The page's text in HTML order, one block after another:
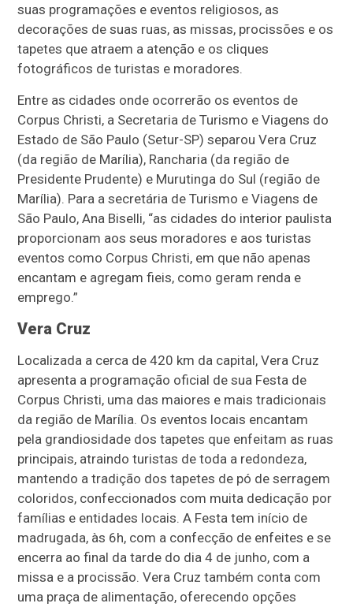
suas programações e eventos religiosos, as
decorações de suas ruas, as missas, procissões e os
tapetes que atraem a atenção e os cliques
fotográficos de turistas e moradores.
Entre as cidades onde ocorrerão os eventos de
Corpus Christi, a Secretaria de Turismo e Viagens do
Estado de São Paulo (Setur-SP) separou Vera Cruz
(da região de Marília), Rancharia (da região de
Presidente Prudente) e Murutinga do Sul (região de
Marília). Para a secretária de Turismo e Viagens de
São Paulo, Ana Biselli, “as cidades do interior paulista
proporcionam aos seus moradores e aos turistas
eventos como Corpus Christi, em que não apenas
encantam e agregam fieis, como geram renda e
emprego.”
Vera Cruz
Localizada a cerca de 420 km da capital, Vera Cruz
apresenta a programação oficial de sua Festa de
Corpus Christi, uma das maiores e mais tradicionais
da região de Marília. Os eventos locais encantam
pela grandiosidade dos tapetes que enfeitam as ruas
principais, atraindo turistas de toda a redondeza,
mantendo a tradição dos tapetes de pó de serragem
coloridos, confeccionados com muita dedicação por
famílias e entidades locais. A Festa tem início de
madrugada, às 6h, com a confecção de enfeites e se
encerra ao final da tarde do dia 4 de junho, com a
missa e a procissão. Vera Cruz também conta com
uma praça de alimentação, oferecendo opções